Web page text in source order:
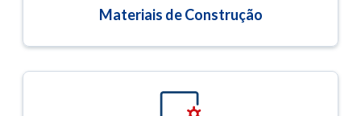
Materiais de Construção